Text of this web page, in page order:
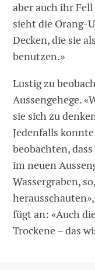
aber auch ihr
sieht die Orang-
Decken, die sie
benutzen.»
Lustig zu
Aussengehege.
sie sich zu
Jedenfalls
beobachten,
im neuen
Wassergraben,
fügt an: «Auch
Trockene – das